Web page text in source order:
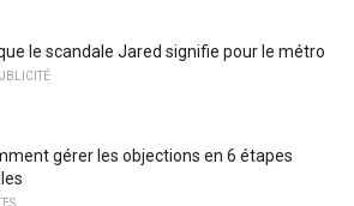
le scandale Jared signifie pour le métro
gérer les objections en 6 étapes